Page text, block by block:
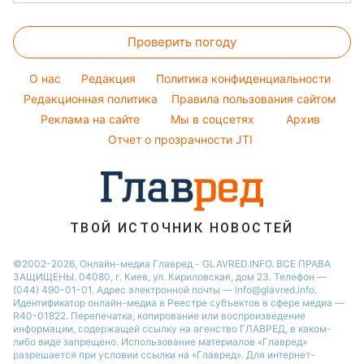
Виталий Козловский
Курс валют
Окрашивание волос
Красивый маникюр
Модные ошибки
Новости моды
Советы от Андре Тана
Новости Полтавы
Новости Сум
Новости Черкассы
Новости Львова
Новости Ровно
Новости Днепра
Новости Запорожья
Новости Тернополя
Новости Одессы
Проверить погоду
O нас Редакция
Политика конфиденциальности
Редакционная политика
Правила пользования сайтом
Реклама на сайте
Мы в соцсетях
Архив
Отчет о прозрачности JTI
ТВОЙ ИСТОЧНИК НОВОСТЕЙ
©2002-2026, Онлайн-медиа Главред - GLAVRED.INFO. ВСЕ ПРАВА
ЗАЩИЩЕНЫ. 04080, г. Киев, ул. Кириловская, дом 23. Телефон —
(044) 490-01-01. Адрес электронной почты — info@glavred.info.
Идентификатор онлайн-медиа в Реестре cубъектов в сфере медиа —
R40-01822. Перепечатка, копирование или воспроизведение
информации, содержащей ссылку на агенство ГЛАВРЕД, в каком-
либо виде запрещено. Использование материалов «Главред»
разрешается при условии ссылки на «Главред». Для интернет-